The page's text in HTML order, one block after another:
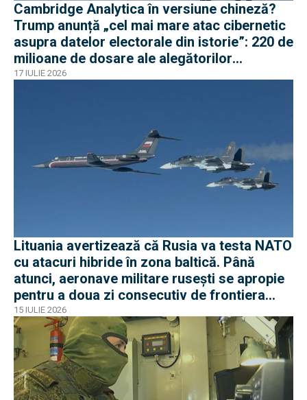
Cambridge Analytica în versiune chineză?
Trump anunță „cel mai mare atac cibernetic
asupra datelor electorale din istorie”: 220 de
milioane de dosare ale alegătorilor
americani
17 IULIE 2026
Lituania avertizează că Rusia va testa NATO
cu atacuri hibride în zona baltică. Până
atunci, aeronave militare rusești se apropie
pentru a doua zi consecutiv de frontiera
Poloniei
15 IULIE 2026